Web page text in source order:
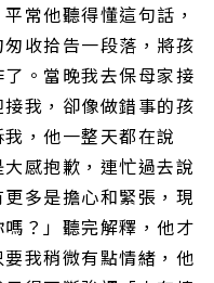
常他聽得懂這句話，
收拾告一段落，將孩
。當晚我去保母家接
我，卻像做錯事的孩
，他一整天都在說
感抱歉，連忙過去說
多是擔心和緊張，現
？」聽完解釋，他才
我稍微有點情緒，他